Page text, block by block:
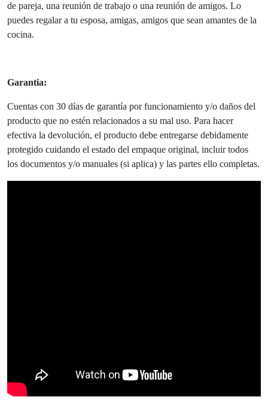
de pareja, una reunión de trabajo o una reunión de amigos. Lo
puedes regalar a tu esposa, amigas, amigos que sean amantes de la
cocina.
Garantia:
Cuentas con 30 días de garantía por funcionamiento y/o daños del
producto que no estén relacionados a su mal uso. Para hacer
efectiva la devolución, el producto debe entregarse debidamente
protegido cuidando el estado del empaque original, incluir todos
los documentos y/o manuales (si aplica) y las partes ello completas.